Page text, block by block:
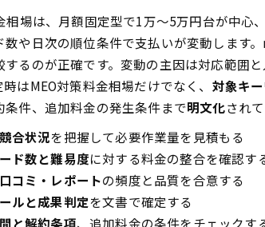
相場は、月額固定型で1万〜5万円台が中
数や日次の順位条件で支払いが変動します
するのが正確です。変動の主因は対応範囲
はMEO対策料金相場だけでなく、 対象キ
条件、追加料金の発生条件まで明文化され
合状況を把握して必要作業量を見積もる
ド数と難易度に対する料金の整合を確認す
コミ・レポートの頻度と品質を合意する
ルと成果判定を文書で確定する
と解約条項、追加料金の条件をチェックす